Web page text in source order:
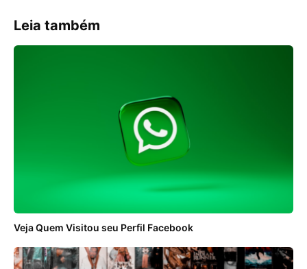
Leia também
Veja Quem Visitou seu Perfil Facebook